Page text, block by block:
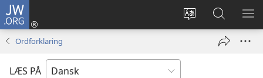
JW.ORG
Vælg
Log
på
vindue)
Søg
på
JW.ORG
VIS
Ordforklaring
LÆS PÅ